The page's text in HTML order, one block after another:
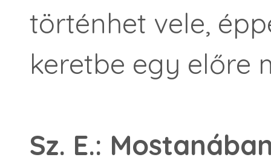
történhet vele,
keretbe egy előre
Sz. E.: